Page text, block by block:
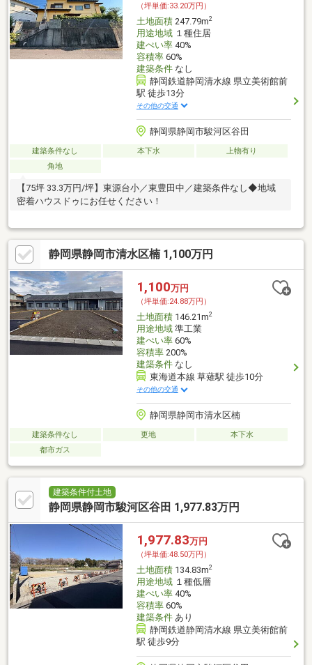
（坪単価:33.20万円）
土地面積247.79m2
用途地域１種住居
建ぺい率40%
容積率60%
建築条件なし
静岡鉄道静岡清水線 県立美術館前
駅 徒歩13分
その他の交通
静岡県静岡市駿河区谷田
建築条件なし 本下水
上物有り
角地
【75坪 33.3万円/坪】東源台小／東豊田中／建築条件なし◆地域
密着ハウスドゥにお任せください！
静岡県静岡市清水区楠 1,100万円
1,100万円
（坪単価:24.88万円）
土地面積146.21m2
用途地域準工業
建ぺい率60%
容積率200%
建築条件なし
東海道本線 草薙駅 徒歩10分
その他の交通
静岡県静岡市清水区楠
建築条件なし 更地
本下水
都市ガス
建築条件付土地
静岡県静岡市駿河区谷田 1,977.83万円
1,977.83万円
（坪単価:48.50万円）
土地面積134.83m2
用途地域１種低層
建ぺい率40%
容積率60%
建築条件あり
静岡鉄道静岡清水線 県立美術館前
駅 徒歩9分